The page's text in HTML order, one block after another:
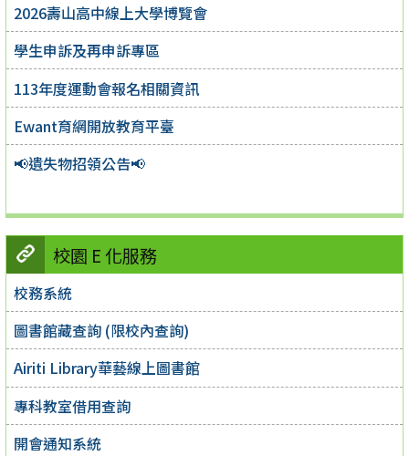
2026壽山高中線上大學博覽會
學生申訴及再申訴專區
113年度運動會報名相關資訊
Ewant育網開放教育平臺
📢遺失物招領公告📢
校園 E 化服務
校務系統
圖書館藏查詢 (限校內查詢)
Airiti Library華藝線上圖書館
專科教室借用查詢
開會通知系統